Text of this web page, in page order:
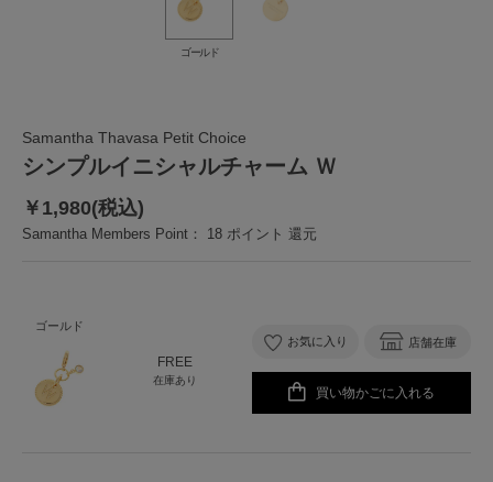
ゴールド
Samantha Thavasa Petit Choice
シンプルイニシャルチャーム Ｗ
￥1,980(税込)
Samantha Members Point： 18 ポイント 還元
ゴールド
FREE
在庫あり
お気に入り 店舗在庫
買い物かごに入れる